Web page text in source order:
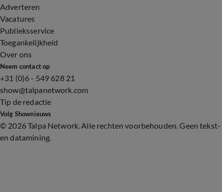
Adverteren
Vacatures
Publieksservice
Toegankelijkheid
Over ons
Neem contact op
+31 (0)6 - 549 628 21
show@talpanetwork.com
Tip de redactie
Volg Shownieuws
© 2026 Talpa Network. Alle rechten voorbehouden. Geen tekst-
en datamining.